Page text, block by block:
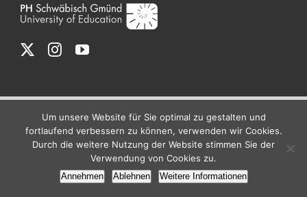
Um unsere Website für Sie optimal zu gestalten und
fortlaufend verbessern zu können, verwenden wir Cookies.
Durch die weitere Nutzung der Website stimmen Sie der
Verwendung von Cookies zu.
Annehmen Ablehnen Weitere Informationen